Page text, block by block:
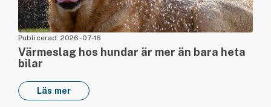
Publicerad: 2026-07-16
Värmeslag hos hundar är mer än bara heta
bilar
Läs mer